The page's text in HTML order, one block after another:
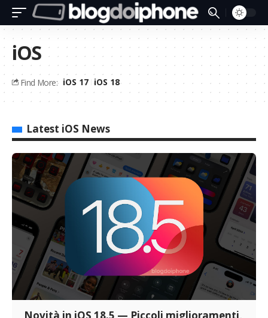
iOS
Find More: iOS 17 iOS 18
Latest iOS News
Novità in iOS 18.5 — Piccoli miglioramenti,